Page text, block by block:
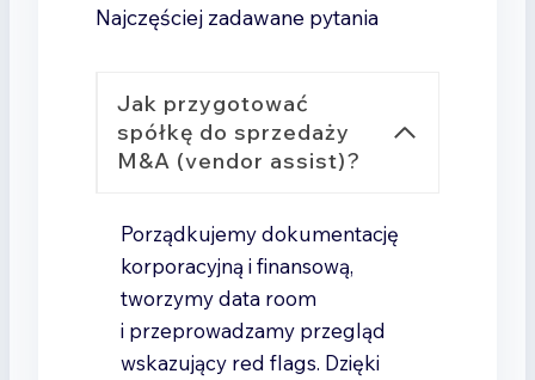
Najczęściej zadawane pytania
Jak przygotować
spółkę do sprzedaży
M&A (vendor assist)?
Porządkujemy dokumentację
korporacyjną i finansową,
tworzymy data room
i przeprowadzamy przegląd
wskazujący red flags. Dzięki